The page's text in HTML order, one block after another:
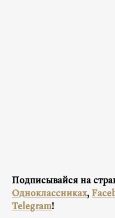
Подписывайся на
Одноклассниках,
Telegram!